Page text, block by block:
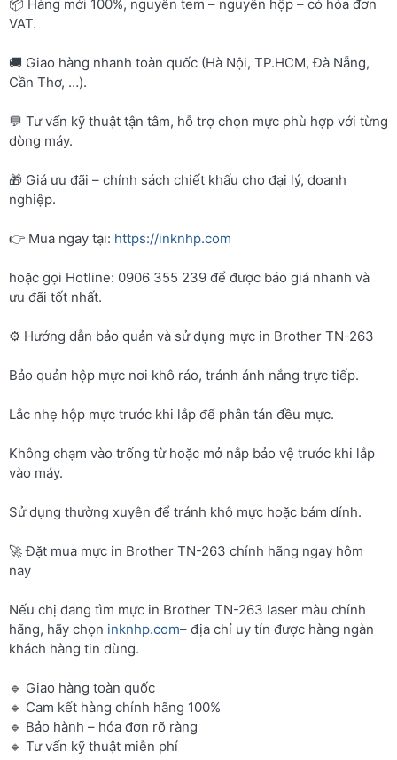
📦 Hàng mới 100%, nguyên tem – nguyên hộp – có hóa đơn
VAT.
🚚 Giao hàng nhanh toàn quốc (Hà Nội, TP.HCM, Đà Nẵng,
Cần Thơ, …).
💬 Tư vấn kỹ thuật tận tâm, hỗ trợ chọn mực phù hợp với từng
dòng máy.
🎁 Giá ưu đãi – chính sách chiết khấu cho đại lý, doanh
nghiệp.
👉 Mua ngay tại: https://inknhp.com
hoặc gọi Hotline: 0906 355 239 để được báo giá nhanh và
ưu đãi tốt nhất.
⚙️ Hướng dẫn bảo quản và sử dụng mực in Brother TN-263
Bảo quản hộp mực nơi khô ráo, tránh ánh nắng trực tiếp.
Lắc nhẹ hộp mực trước khi lắp để phân tán đều mực.
Không chạm vào trống từ hoặc mở nắp bảo vệ trước khi lắp
vào máy.
Sử dụng thường xuyên để tránh khô mực hoặc bám dính.
🚀 Đặt mua mực in Brother TN-263 chính hãng ngay hôm
nay
Nếu chị đang tìm mực in Brother TN-263 laser màu chính
hãng, hãy chọn inknhp.com– địa chỉ uy tín được hàng ngàn
khách hàng tin dùng.
🔹 Giao hàng toàn quốc
🔹 Cam kết hàng chính hãng 100%
🔹 Bảo hành – hóa đơn rõ ràng
🔹 Tư vấn kỹ thuật miễn phí